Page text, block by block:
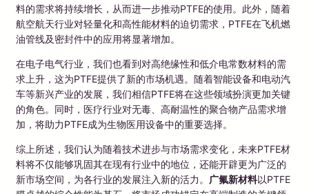
料的需求将持续增长，从而进一步推动PTFE的使用。此外，随着
航空航天行业对轻量化和高性能材料的迫切需求，PTFE在飞机燃
油管线及密封件中的应用将显著增加。
在电子电气行业，我们也看到对高绝缘性和低介电常数材料的需
求上升，这为PTFE提供了新的市场机遇。随着智能设备和电动汽
车等新兴产业的发展，我们相信PTFE将在这些领域扮演更加关键
的角色。同时，医疗行业对无毒、高耐温性的聚合物产品需求增
加，将助力PTFE成为生物医用设备中的重要选择。
综上所述，我们认为随着技术进步与市场需求变化，未来PTFE材
料将不仅能够巩固其在现有行业中的地位，还能开辟更为广泛的
新市场空间，为各行业的发展注入新的活力。 广氟新材料以PTFE